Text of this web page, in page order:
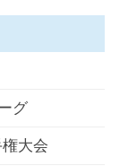
グ
大会